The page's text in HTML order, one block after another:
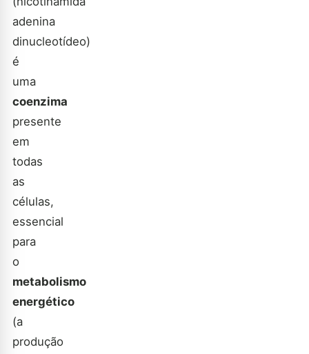
adenina
dinucleotídeo)
é
uma
coenzima
presente
em
todas
as
células,
essencial
para
o
metabolismo
energético
(a
produção